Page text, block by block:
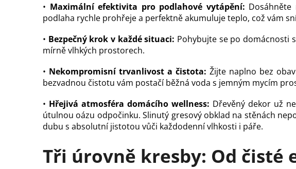
• Maximální efektivita pro podlahové vytápění:
podlaha rychle prohřeje a perfektně akumuluje teplo, což vám
• Bezpečný krok v každé situaci: Pohybujte se po domácnosti
mírně vlhkých prostorech.
• Nekompromisní trvanlivost a čistota: Žijte naplno bez
bezvadnou čistotu vám postačí běžná voda s jemným mycím
• Hřejivá atmosféra domácího wellness: Dřevěný dekor už
útulnou oázu odpočinku. Slinutý gresový obklad na stěnách
dubu s absolutní jistotou vůči každodenní vlhkosti i páře.
Tři úrovně kresby: Od čisté